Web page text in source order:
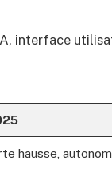
interface
hausse,